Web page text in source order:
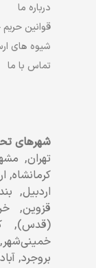
درباره ما
قوانین
شیوه های
تماس با ما
شهرهای
تهران,
اردبیل,
قزوین,
(قدس),
بروجرد,